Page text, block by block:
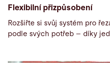
Flexibilní přizpůsobení
Rozšiřte si svůj systém pro
podle svých potřeb – díky